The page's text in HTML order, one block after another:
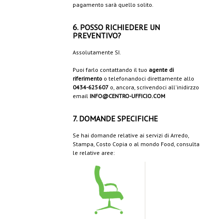
pagamento sarà quello solito.
6. POSSO RICHIEDERE UN
PREVENTIVO?
Assolutamente SI.
Puoi farlo contattando il tuo agente di
riferimento o telefonandoci direttamente allo
0434-625607 o, ancora, scrivendoci all'inidirzzo
email INFO@CENTRO-UFFICIO.COM
7. DOMANDE SPECIFICHE
Se hai domande relative ai servizi di Arredo,
Stampa, Costo Copia o al mondo Food, consulta
le relative aree: